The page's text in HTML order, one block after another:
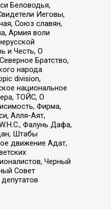
Беловодья,
Иеговы,
Союз славян,
Армия воли
и Честь, О
Братство,
народа
division,
национальное
ТОЙС, О
Фирма,
Алля-Аят,
Фалунь Дафа,
Штабы
движение Адат,
Черный
Совет